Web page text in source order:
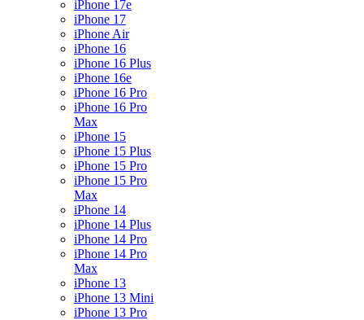
iPhone 17e
iPhone 17
iPhone Air
iPhone 16
iPhone 16 Plus
iPhone 16e
iPhone 16 Pro
iPhone 16 Pro
Max
iPhone 15
iPhone 15 Plus
iPhone 15 Pro
iPhone 15 Pro
Max
iPhone 14
iPhone 14 Plus
iPhone 14 Pro
iPhone 14 Pro
Max
iPhone 13
iPhone 13 Mini
iPhone 13 Pro